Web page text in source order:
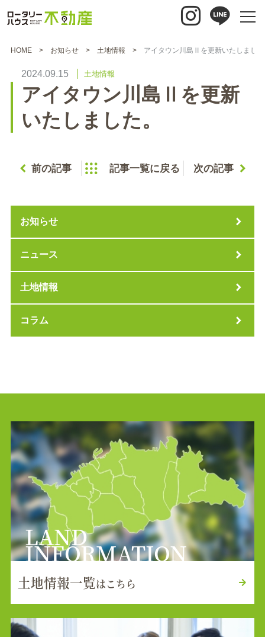
HOME お知らせ 土地情報 アイタウン川島Ⅱを更新いたしまし
2024.09.15 土地情報
アイタウン川島Ⅱを更新
いたしました。
前の記事 記事一覧に戻る 次の記事
お知らせ
ニュース
土地情報
コラム
LAND
INFORMATION
土地情報一覧はこちら